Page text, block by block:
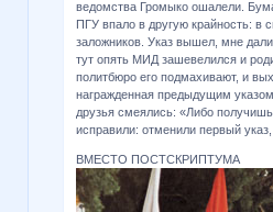
ведомства Громыко ошалели.
ПГУ впало в другую крайность: в
заложников. Указ вышел, мне
тут опять МИД зашевелился и
политбюро его подмахивают, и
награжденная предыдущим
друзья смеялись: «Либо
исправили: отменили первый
ВМЕСТО ПОСТСКРИПТУМА